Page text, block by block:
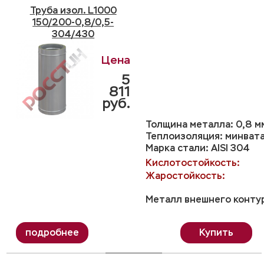
Труба изол. L1000
150/200-0,8/0,5-
304/430
Толщина металла: 0,8
Теплоизоляция:
Марка стали: AISI 304
Кислотостойкость:
Жаростойкость:
Металл внешнего
5
811
руб.
Купить